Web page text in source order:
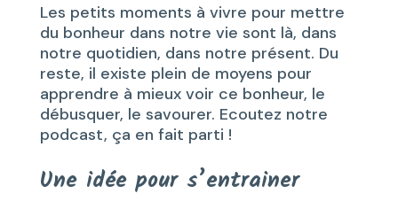
Les petits moments à vivre pour mettre
du bonheur dans notre vie sont là, dans
notre quotidien, dans notre présent. Du
reste, il existe plein de moyens pour
apprendre à mieux voir ce bonheur, le
débusquer, le savourer. Ecoutez notre
podcast, ça en fait parti !
Une idée pour s’entrainer